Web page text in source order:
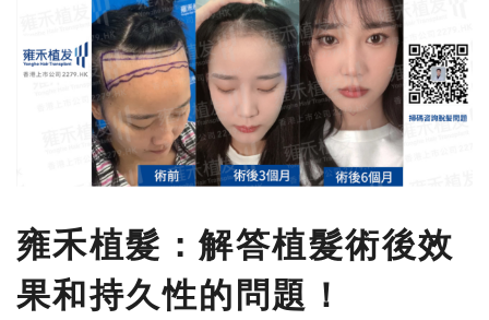
刊登
雍禾植髮：解答植髮術後效
果和持久性的問題！